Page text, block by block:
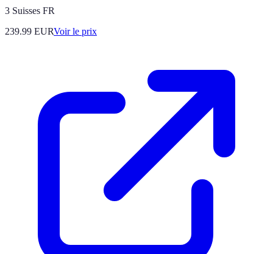
3 Suisses FR
239.99 EURVoir le prix